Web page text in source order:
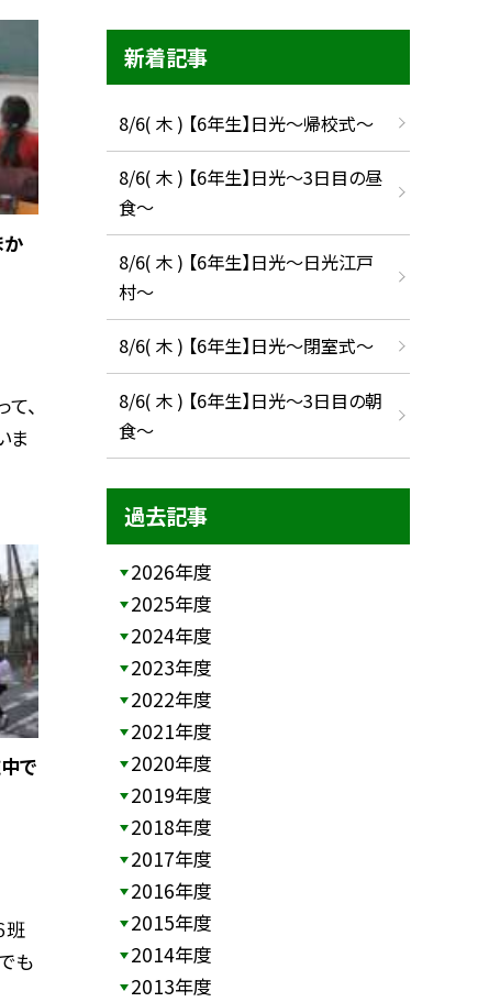
か
、
ま
で
班
も
新着記事
8/6( 木 ) 【6年生】日光〜帰校式〜
8/6( 木 ) 【6年生】日光〜3日目の昼
食〜
8/6( 木 ) 【6年生】日光〜日光江戸
村〜
8/6( 木 ) 【6年生】日光〜閉室式〜
8/6( 木 ) 【6年生】日光〜3日目の朝
食〜
過去記事
2026年度
2025年度
2024年度
2023年度
2022年度
2021年度
2020年度
2019年度
2018年度
2017年度
2016年度
2015年度
2014年度
2013年度